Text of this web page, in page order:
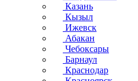
Казань
Кызыл
Ижевск
Абакан
Чебоксары
Барнаул
Краснодар